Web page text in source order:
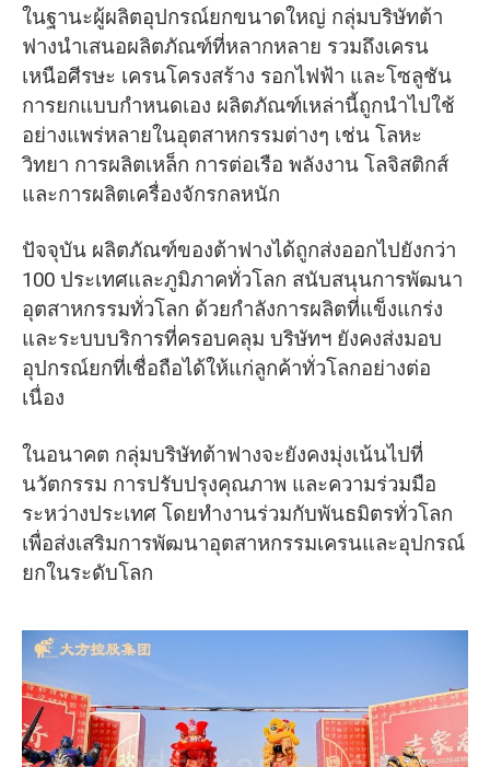
ในฐานะผู้ผลิตอุปกรณ์ยกขนาดใหญ่ กลุ่มบริษัทต้า
ฟางนำเสนอผลิตภัณฑ์ที่หลากหลาย รวมถึงเครน
เหนือศีรษะ เครนโครงสร้าง รอกไฟฟ้า และโซลูชัน
การยกแบบกำหนดเอง ผลิตภัณฑ์เหล่านี้ถูกนำไปใช้
อย่างแพร่หลายในอุตสาหกรรมต่างๆ เช่น โลหะ
วิทยา การผลิตเหล็ก การต่อเรือ พลังงาน โลจิสติกส์
และการผลิตเครื่องจักรกลหนัก
ปัจจุบัน ผลิตภัณฑ์ของต้าฟางได้ถูกส่งออกไปยังกว่า
100 ประเทศและภูมิภาคทั่วโลก สนับสนุนการพัฒนา
อุตสาหกรรมทั่วโลก ด้วยกำลังการผลิตที่แข็งแกร่ง
และระบบบริการที่ครอบคลุม บริษัทฯ ยังคงส่งมอบ
อุปกรณ์ยกที่เชื่อถือได้ให้แก่ลูกค้าทั่วโลกอย่างต่อ
เนื่อง
ในอนาคต กลุ่มบริษัทต้าฟางจะยังคงมุ่งเน้นไปที่
นวัตกรรม การปรับปรุงคุณภาพ และความร่วมมือ
ระหว่างประเทศ โดยทำงานร่วมกับพันธมิตรทั่วโลก
เพื่อส่งเสริมการพัฒนาอุตสาหกรรมเครนและอุปกรณ์
ยกในระดับโลก